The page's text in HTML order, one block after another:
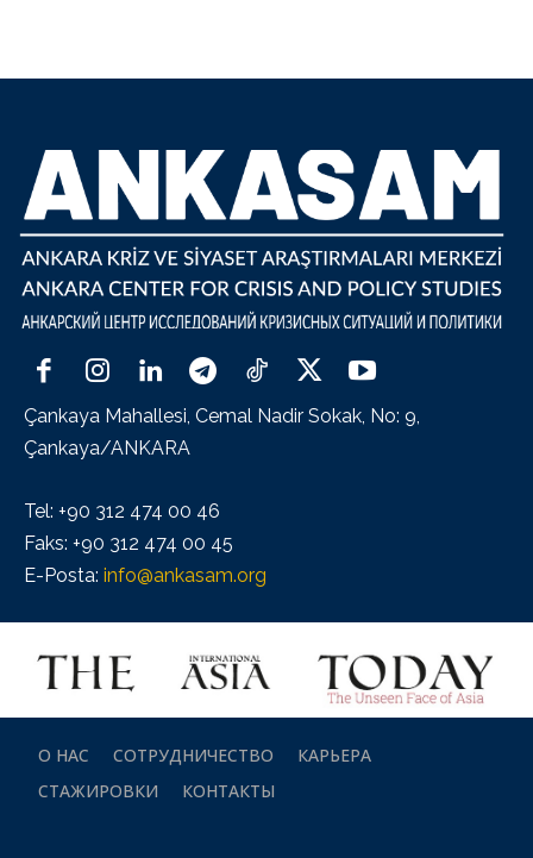
Çankaya Mahallesi, Cemal Nadir Sokak, No: 9,
Çankaya/ANKARA
Tel: +90 312 474 00 46
Faks: +90 312 474 00 45
E-Posta: info@ankasam.org
О НАС СОТРУДНИЧЕСТВО
КАРЬЕРА
СТАЖИРОВКИ
КОНТАКТЫ